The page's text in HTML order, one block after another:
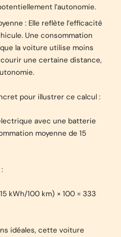
l’autonomie.
: Elle reflète l’efficacité
Une consommation
la voiture utilise moins
une certaine distance,
pour illustrer ce calcul :
avec une batterie
moyenne de 15
kWh/100 km) × 100 = 333
idéales, cette voiture